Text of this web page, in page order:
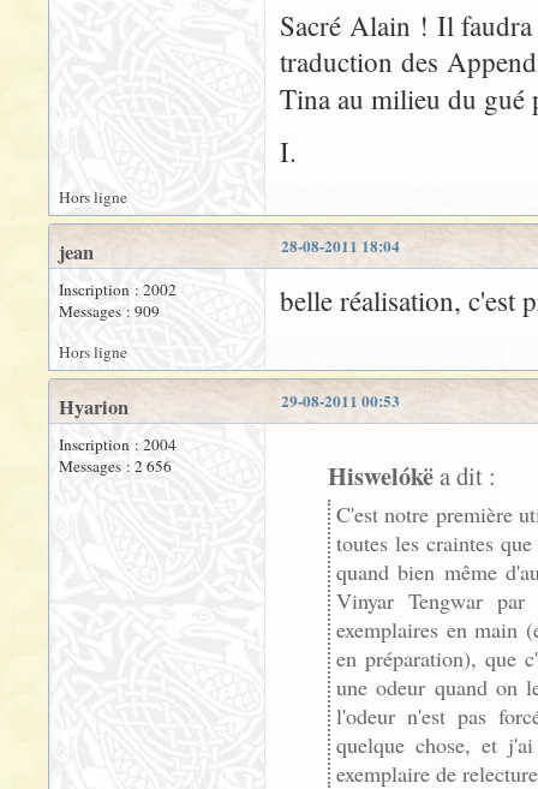
Sacré Alain ! Il faudra
traduction des
Tina au milieu du gué
I.
Hors ligne
28-08-2011 18:04
jean
Inscription : 2002
Messages : 909
belle réalisation, c'est
Hors ligne
29-08-2011 00:53
Hyarion
Inscription : 2004
Messages : 2 656
Hiswelókëa dit :
C'est notre première
toutes les craintes
quand bien même
Vinyar Tengwar
exemplaires en main
en préparation), que
une odeur quand on
l'odeur n'est pas
quelque chose, et
exemplaire de